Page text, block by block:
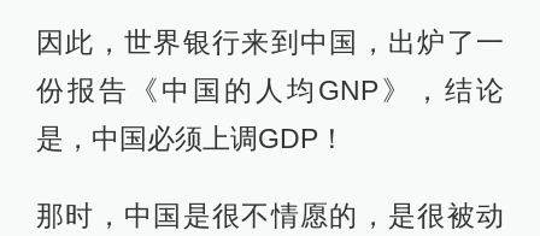
因此，世界银行来到中国，出炉了一
份报告《中国的人均GNP》，结论
是，中国必须上调GDP！
那时，中国是很不情愿的，是很被动